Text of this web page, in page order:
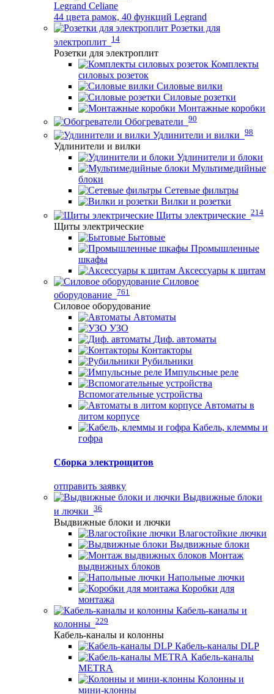
Legrand Celiane
44 цвета рамок, 40 функций Legrand
Розетки для
электроплит 14
Розетки для электроплит
Комплекты
силовых розеток
Силовые вилки
Силовые розетки
Монтажные коробки
Обогреватели 90
Удлинители и вилки 98
Удлинители и вилки
Удлинители и блоки
Мультимедийные
блоки
Сетевые фильтры
Вилки и розетки
Щиты электрические 214
Щиты электрические
Бытовые
Промышленные
шкафы
Аксессуары к щитам
Силовое
оборудование 761
Силовое оборудование
Автоматы
УЗО
Диф. автоматы
Контакторы
Рубильники
Импульсные реле
Вспомогательные устройства
Автоматы в
литом корпусе
Кабель, клеммы и
гофра
Сборка электрощитов
отправить заявку
Выдвижные блоки
и лючки 36
Выдвижные блоки и лючки
Влагостойкие лючки
Выдвижные блоки
Монтаж
выдвижных блоков
Напольные лючки
Коробки для
монтажа
Кабель-каналы и
колонны 229
Кабель-каналы и колонны
Кабель-каналы DLP
Кабель-каналы
METRA
Колонны и
мини-клонны